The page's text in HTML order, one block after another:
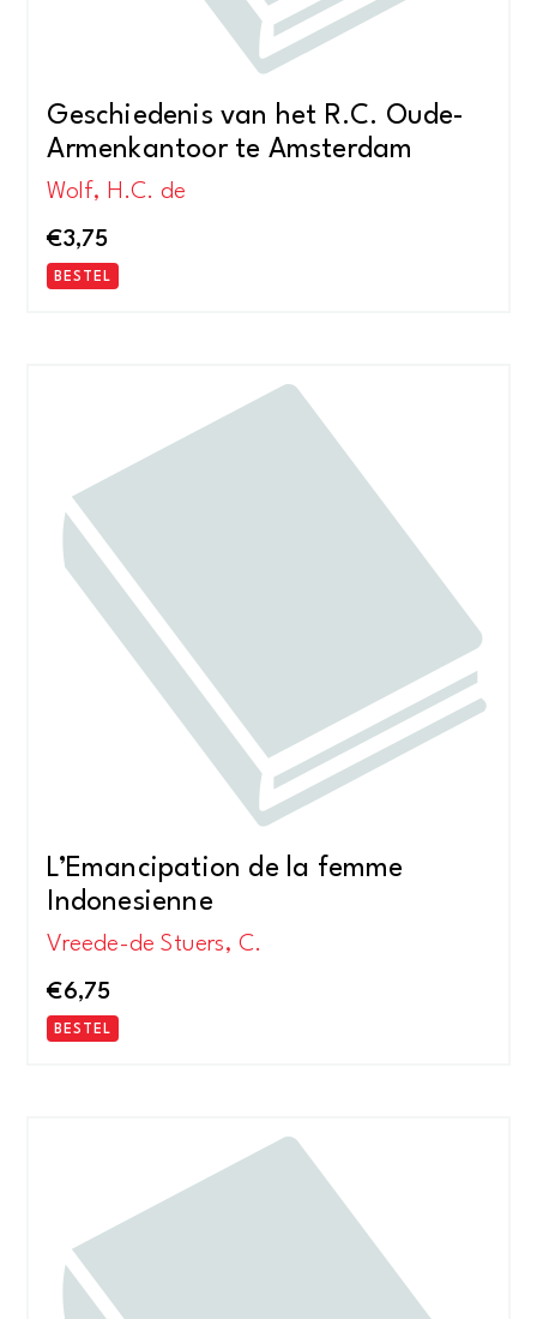
Geschiedenis van het R.C. Oude-
Armenkantoor te Amsterdam
Wolf, H.C. de
€3,75
BESTEL
L’Emancipation de la femme
Indonesienne
Vreede-de Stuers, C.
€6,75
BESTEL